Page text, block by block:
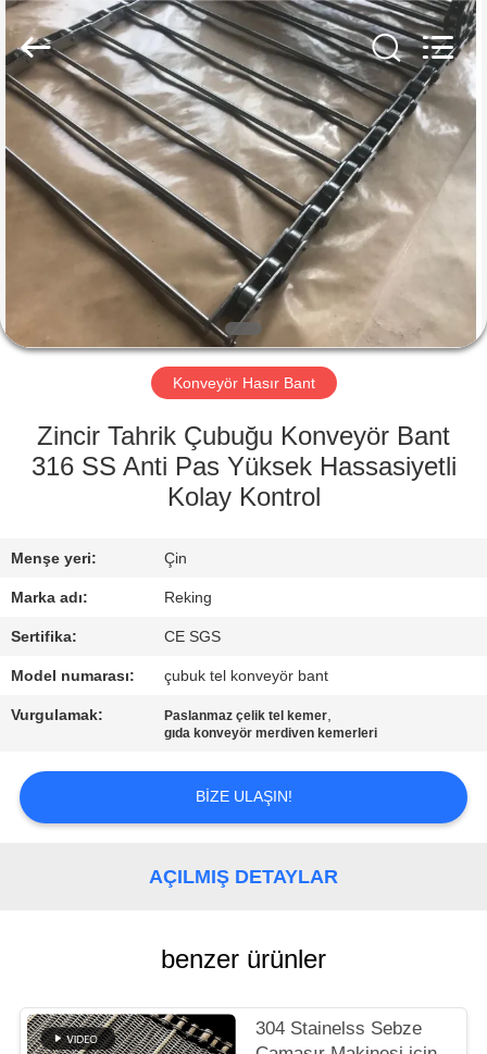
EV
ÜRÜN:%
HAKKIMIZDA
FABRIKA
KALITE
BIZIMLE
ILETIŞIME
GEÇIN
HABERLER
BIR
TEKLIF
PRIVACY
Reking
Wire
Mesh
Co.,Ltd.
All
Rights
Reserved.
Konveyör Hasır Bant
Zincir Tahrik Çubuğu Konveyör Bant
316 SS Anti Pas Yüksek Hassasiyetli
Kolay Kontrol
Menşe yeri: Çin
Marka adı: Reking
Sertifika: CE SGS
Model numarası: çubuk tel konveyör bant
Vurgulamak: Paslanmaz çelik tel kemer,
gıda konveyör merdiven kemerleri
BIZE ULAŞIN!
AÇILMIŞ DETAYLAR
benzer ürünler
304 Stainelss Sebze